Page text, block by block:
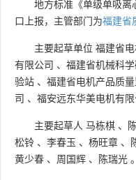
国外标准
地方标准《单级单吸离
口上报，主管部门为福建省
主要起草单位 福建省
有限公司 、 福建省机械科
验站 、 福建省电机产品质
司 、 福安远东华美电机有限
主要起草人 马栋棋 、
松铃 、 李春玉 、 杨旺章 、
黄少春 、 周国辉 、 陈瑞光 。